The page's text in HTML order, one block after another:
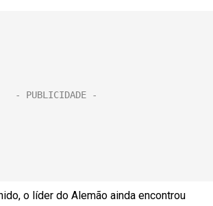
o líder do Alemão ainda encontrou